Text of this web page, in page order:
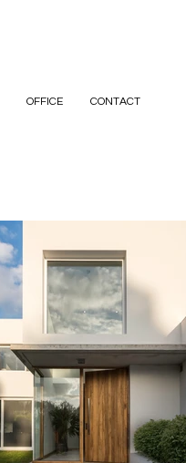
OFFICE CONTACT